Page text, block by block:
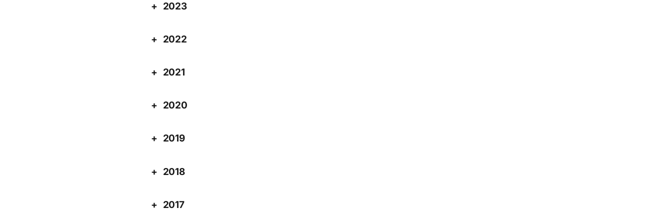
2023
2022
2021
2020
2019
2018
2017